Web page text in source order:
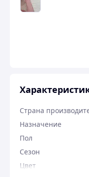
Страна
Назначение
Пол
Сезон
Цвет